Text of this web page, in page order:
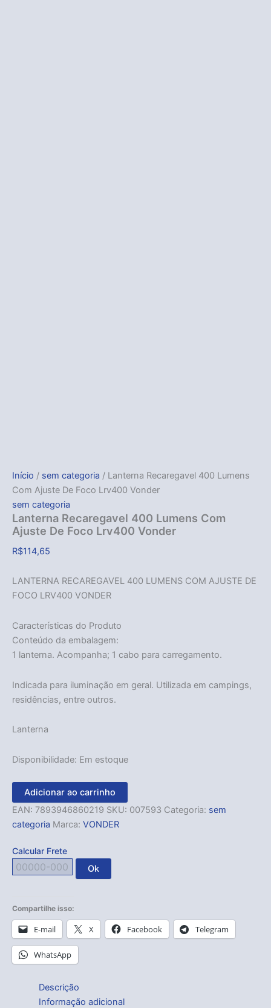
Início / sem categoria / Lanterna Recaregavel 400 Lumens
Com Ajuste De Foco Lrv400 Vonder
sem categoria
Lanterna Recaregavel 400 Lumens Com
Ajuste De Foco Lrv400 Vonder
R$114,65
LANTERNA RECAREGAVEL 400 LUMENS COM AJUSTE DE
FOCO LRV400 VONDER
Características do Produto
Conteúdo da embalagem:
1 lanterna. Acompanha; 1 cabo para carregamento.
Indicada para iluminação em geral. Utilizada em campings,
residências, entre outros.
Lanterna
Disponibilidade: Em estoque
Adicionar ao carrinho
EAN: 7893946860219 SKU: 007593 Categoria: sem
categoria Marca: VONDER
Calcular Frete
Ok
Compartilhe isso:
E-mail X Facebook Telegram
WhatsApp
Descrição
Informação adicional